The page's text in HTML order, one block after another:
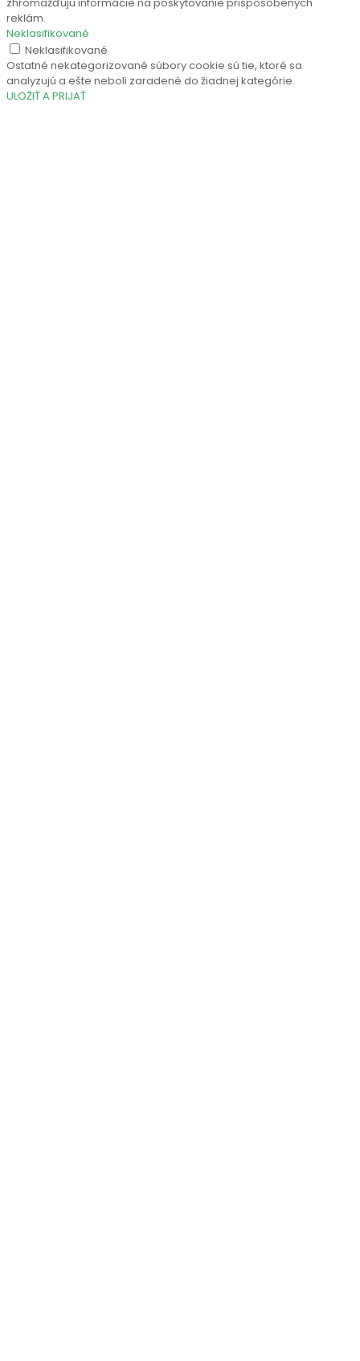
reklám.
Neklasifikované
Neklasifikované
Ostatné nekategorizované súbory cookie sú tie, ktoré sa
analyzujú a ešte neboli zaradené do žiadnej kategórie.
ULOŽIŤ A PRIJAŤ